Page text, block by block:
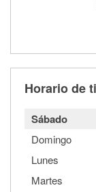
Horario de
Sábado
Domingo
Lunes
Martes